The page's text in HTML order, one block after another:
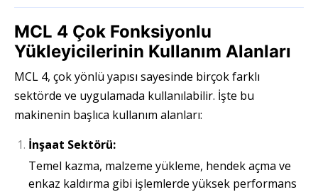
MCL 4 Çok Fonksiyonlu
Yükleyicilerinin Kullanım Alanları
MCL 4, çok yönlü yapısı sayesinde birçok farklı
sektörde ve uygulamada kullanılabilir. İşte bu
makinenin başlıca kullanım alanları:
İnşaat Sektörü:
Temel kazma, malzeme yükleme, hendek açma ve
enkaz kaldırma gibi işlemlerde yüksek performans